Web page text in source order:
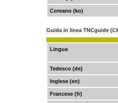
Coreano (ko)
Guida in linea TNCguide
Lingua
Tedesco (de)
Inglese (en)
Francese (fr)